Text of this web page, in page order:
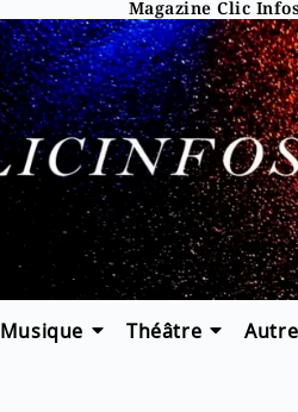
Magazine Clic
Musique Théâtre